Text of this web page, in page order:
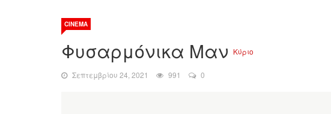
CINEMA
Φυσαρμόνικα Μαν Κύριο
Σεπτεμβρίου 24, 2021 991 0